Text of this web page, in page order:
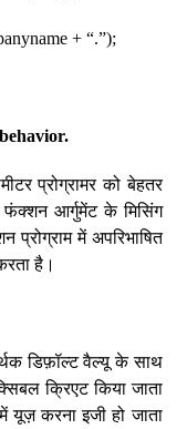
+ “.”);
प्रोग्रामर को बेहतर
फंक्शन आर्गुमेंट के मिसिंग
में अपरिभाषित
है।
डिफ़ॉल्ट वैल्यू के साथ
क्रिएट किया जाता
यूज़ करना इजी हो जाता